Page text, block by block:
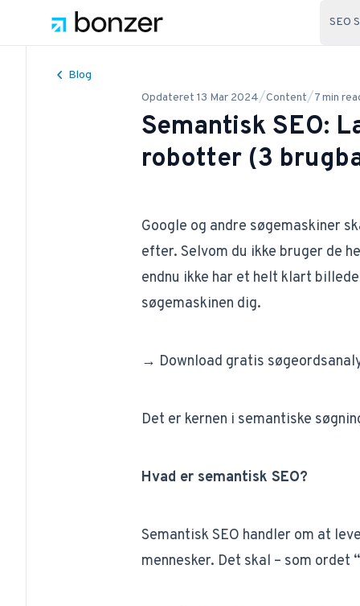
SEO
Blog
Opdateret 13 Mar 2024/Content/7min
Semantisk SEO:
robotter (3
Google og andre søgemaskiner
efter. Selvom du ikke bruger de
endnu ikke har et helt klart
søgemaskinen dig.
→ Download gratis
Det er kernen i semantiske
Hvad er semantisk SEO?
Semantisk SEO handler om at
mennesker. Det skal – som ordet